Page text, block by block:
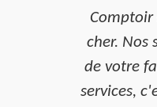
Comptoir
cher. Nos
de votre
services,